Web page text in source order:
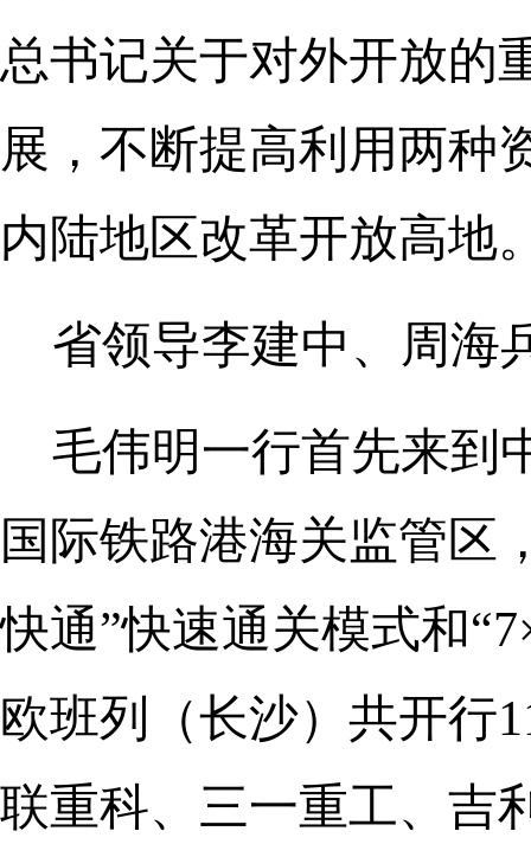
总书记关于对外开放的
展，不断提高利用两种
内陆地区改革开放高地
省领导李建中、周海
毛伟明一行首先来
国际铁路港海关监管区
快通”快速通关模式和
欧班列（长沙）共开行
联重科、三一重工、吉